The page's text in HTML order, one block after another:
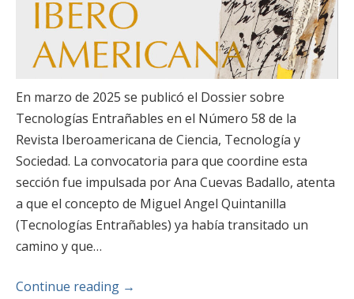
En marzo de 2025 se publicó el Dossier sobre
Tecnologías Entrañables en el Número 58 de la
Revista Iberoamericana de Ciencia, Tecnología y
Sociedad. La convocatoria para que coordine esta
sección fue impulsada por Ana Cuevas Badallo, atenta
a que el concepto de Miguel Angel Quintanilla
(Tecnologías Entrañables) ya había transitado un
camino y que…
Continue reading →